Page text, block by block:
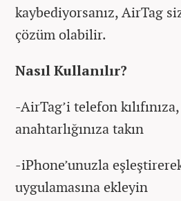
kaybediyorsanız, AirTag
çözüm olabilir.
Nasıl Kullanılır?
-AirTag’i telefon
anahtarlığınıza takın
-iPhone’unuzla
uygulamasına ekleyin